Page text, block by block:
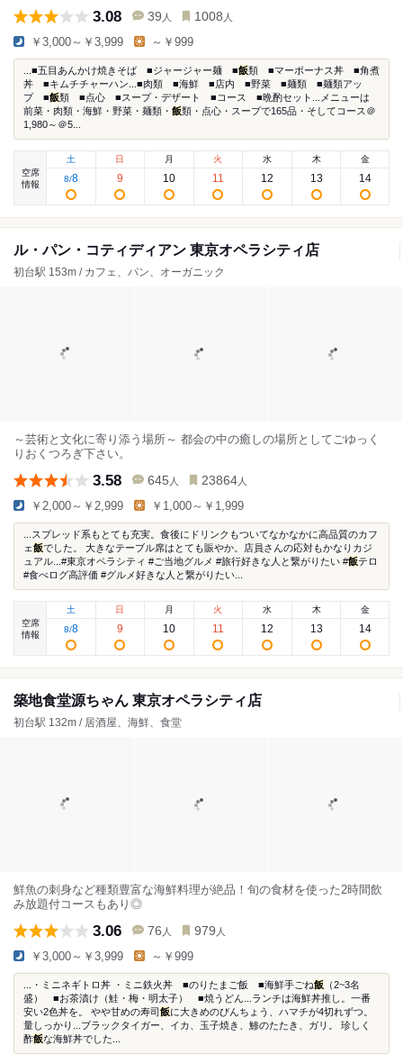
3.08 39 人 1008 人
￥3,000～￥3,999 ～￥999
...■五目あんかけ焼きそば ■ジャージャー麺 ■飯類 ■マーボーナス丼 ■角煮
丼 ■キムチチャーハン...■肉類 ■海鮮 ■店内 ■野菜 ■麺類 ■麺類アッ
プ ■飯類 ■点心 ■スープ・デザート ■コース ■晩酌セット...メニューは
前菜・肉類・海鮮・野菜・麺類・ 飯類・点心・スープで165品・そしてコース＠
1,980～＠5...
空席
情報
土
8/8
日
9
月
10
火
11
水
12
木
13
金
14
ル・パン・コティディアン 東京オペラシティ店
初台駅 153m / カフェ、パン、オーガニック
～芸術と文化に寄り添う場所～ 都会の中の癒しの場所としてごゆっく
りおくつろぎ下さい。
3.58 645 人 23864 人
￥2,000～￥2,999 ￥1,000～￥1,999
...スプレッド系もとても充実。食後にドリンクもついてなかなかに高品質のカフ
ェ飯でした。 大きなテーブル席はとても賑やか。店員さんの応対もかなりカジ
ュアル...#東京オペラシティ #ご当地グルメ #旅行好きな人と繋がりたい #飯テロ
#食べログ高評価 #グルメ好きな人と繋がりたい...
空席
情報
土
8/8
日
9
月
10
火
11
水
12
木
13
金
14
築地食堂源ちゃん 東京オペラシティ店
初台駅 132m / 居酒屋、海鮮、食堂
鮮魚の刺身など種類豊富な海鮮料理が絶品！旬の食材を使った2時間飲
み放題付コースもあり◎
3.06 76 人 979 人
￥3,000～￥3,999 ～￥999
...・ミニネギトロ丼 ・ミニ鉄火丼 ■のりたまご飯 ■海鮮手ごね飯 （2~3名
盛） ■お茶漬け（鮭・梅・明太子） ■焼うどん...ランチは海鮮丼推し。一番
安い2色丼を。 やや甘めの寿司飯に大きめのびんちょう、ハマチが4切れずつ。
量しっかり...ブラックタイガー、イカ、玉子焼き、鯵のたたき、ガリ。 珍しく
酢飯な海鮮丼でした...